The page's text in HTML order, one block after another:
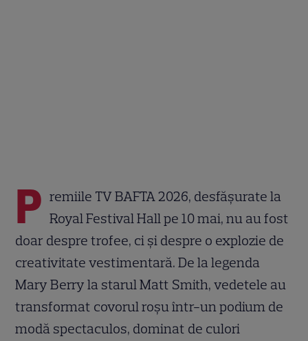
P remiile TV BAFTA 2026, desfășurate la
Royal Festival Hall pe 10 mai, nu au fost
doar despre trofee, ci și despre o explozie de
creativitate vestimentară. De la legenda
Mary Berry la starul Matt Smith, vedetele au
transformat covorul roșu într-un podium de
modă spectaculos, dominat de culori